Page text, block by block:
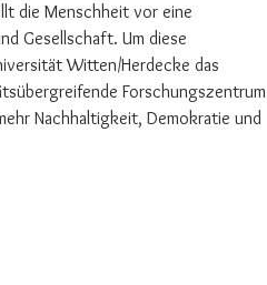
die Menschheit vor eine
Gesellschaft. Um diese
Witten/Herdecke das
Forschungszentrum
Nachhaltigkeit, Demokratie und